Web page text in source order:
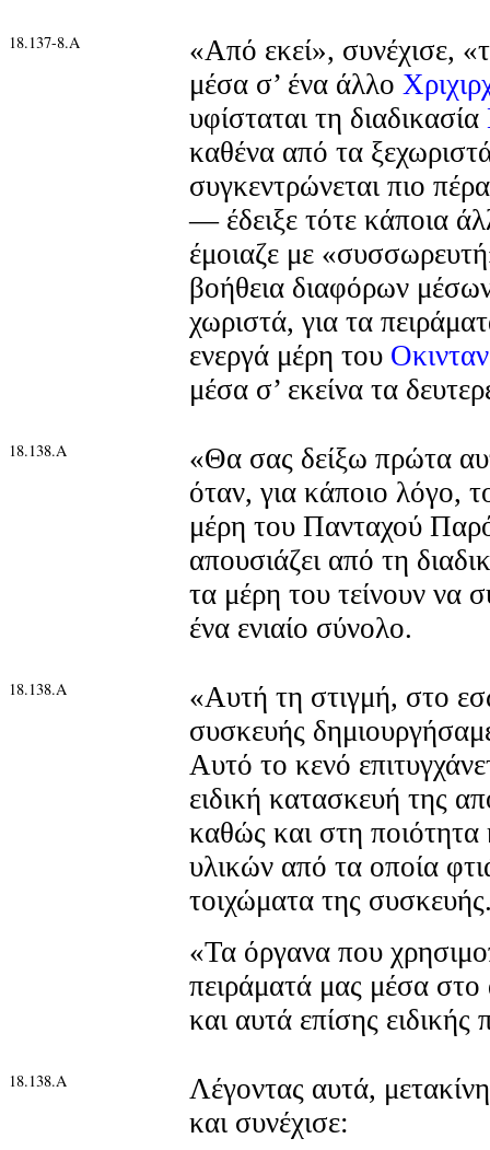
18.137-8.Α
«Από εκεί», συνέχισε,
μέσα σ’ ένα άλλο
υφίσταται τη διαδικασία
καθένα από τα
συγκεντρώνεται πιο
— έδειξε τότε κάποια
έμοιαζε με
βοήθεια διαφόρων
χωριστά, για τα
ενεργά μέρη του
μέσα σ’ εκείνα τα
18.138.Α
«Θα σας δείξω πρώτα
όταν, για κάποιο λόγο,
μέρη του Πανταχού
απουσιάζει από τη
τα μέρη του τείνουν να
ένα ενιαίο σύνολο.
18.138.Α
«Αυτή τη στιγμή, στο
συσκευής
Αυτό το κενό
ειδική κατασκευή της
καθώς και στη ποιότητα
υλικών από τα οποία
τοιχώματα της
«Τα όργανα που
πειράματά μας μέσα στο
και αυτά επίσης ειδικής
18.138.Α
Λέγοντας αυτά,
και συνέχισε: